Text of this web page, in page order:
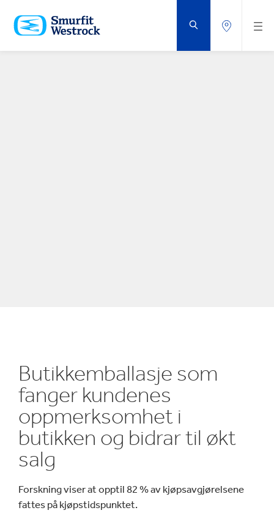
TIL
HOVEDINNHOLD
Butikkemballasje som
fanger kundenes
oppmerksomhet i
butikken og bidrar til økt
salg
Forskning viser at opptil 82 % av kjøpsavgjørelsene
fattes på kjøpstidspunktet.